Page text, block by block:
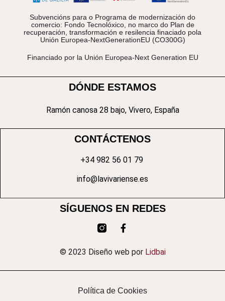
Subvencións para o Programa de modernización do
comercio: Fondo Tecnolóxico, no marco do Plan de
recuperación, transformación e resilencia finaciado pola
Unión Europea-NextGenerationEU (CO300G)
Financiado por la Unión Europea-Next Generation EU
DÓNDE ESTAMOS
Ramón canosa 28 bajo, Vivero, España
CONTÁCTENOS
+34 982 56 01 79
info@lavivariense.es
SÍGUENOS EN REDES
© 2023 Diseño web por Lidbai
Política de Cookies